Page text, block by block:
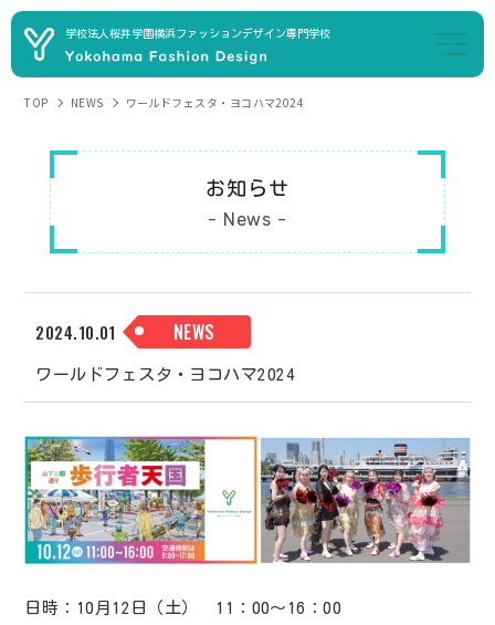
学校法人桜井学園横浜ファッションデザイン専門学校
TOP NEWS ワールドフェスタ・ヨコハマ2024
お知らせ
- News -
2024.10.01 NEWS
ワールドフェスタ・ヨコハマ2024
日時：10月12日（土） 11：00～16：00